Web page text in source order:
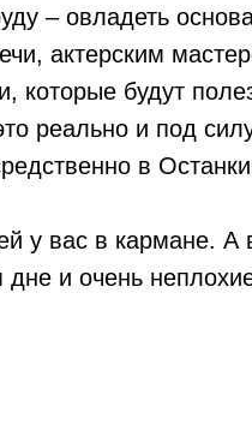
– овладеть
актерским
которые будут
реально и под
в
у вас в кармане. А
и очень